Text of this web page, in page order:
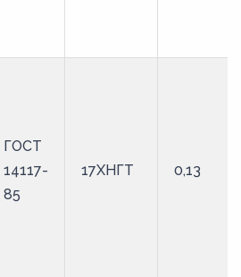
ГОСТ
14117-
85
17ХНГТ 0,13